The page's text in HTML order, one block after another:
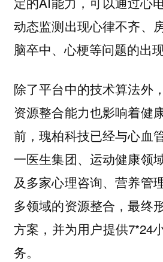
动态监测出现心律不齐、
脑卒中、心梗等问题的出现
除了平台中的技术算法外
资源整合能力也影响着健
前，瑰柏科技已经与心血
一医生集团、运动健康领
及多家心理咨询、营养管
多领域的资源整合，最终
方案，并为用户提供7*24
务。